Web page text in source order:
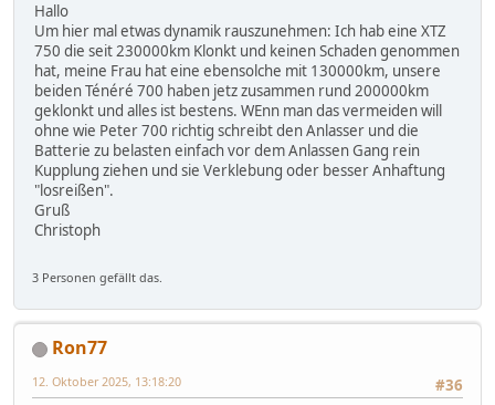
Hallo
Um hier mal etwas dynamik rauszunehmen: Ich hab eine XTZ
750 die seit 230000km Klonkt und keinen Schaden genommen
hat, meine Frau hat eine ebensolche mit 130000km, unsere
beiden Ténéré 700 haben jetz zusammen rund 200000km
geklonkt und alles ist bestens. WEnn man das vermeiden will
ohne wie Peter 700 richtig schreibt den Anlasser und die
Batterie zu belasten einfach vor dem Anlassen Gang rein
Kupplung ziehen und sie Verklebung oder besser Anhaftung
"losreißen".
Gruß
Christoph
3 Personen gefällt das.
Ron77
#36
12. Oktober 2025, 13:18:20